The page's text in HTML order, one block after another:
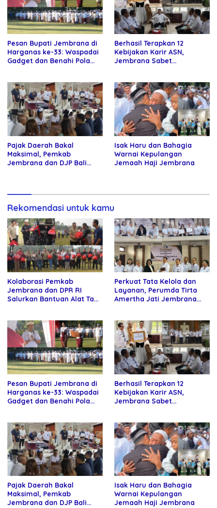
Pesan Bupati Jembrana di
Harganas ke-33: Waspadai
Gadget dan Benahi Pola
Berhasil Terapkan 12
Kebijakan Karir ASN,
Jembrana Sabet
Pajak Daerah Bakal
Maksimal, Pemkab
Jembrana dan DJP Bali
Isak Haru dan Bahagia
Warnai Kepulangan
Jemaah Haji Jembrana
Rekomendasi untuk kamu
Kolaborasi Pemkab
Jembrana dan DPR RI
Salurkan Bantuan Alat Tani
Perkuat Tata Kelola dan
Layanan, Perumda Tirta
Amertha Jati Jembrana
Pesan Bupati Jembrana di
Harganas ke-33: Waspadai
Gadget dan Benahi Pola
Berhasil Terapkan 12
Kebijakan Karir ASN,
Jembrana Sabet
Pajak Daerah Bakal
Maksimal, Pemkab
Jembrana dan DJP Bali
Isak Haru dan Bahagia
Warnai Kepulangan
Jemaah Haji Jembrana